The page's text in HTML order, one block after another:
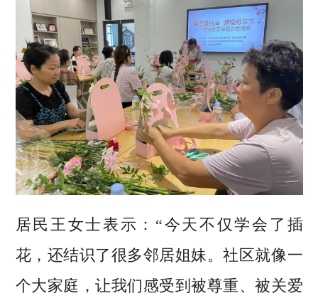
居民王女士表示：“今天不仅学会了插
花，还结识了很多邻居姐妹。社区就像一
个大家庭，让我们感受到被尊重、被关爱